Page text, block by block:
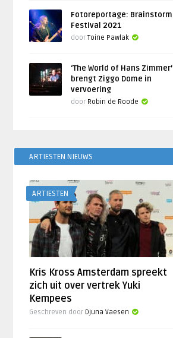
Fotoreportage: Brainstorm
Festival 2021
doorToine Pawlak
‘The World of Hans Zimmer’
brengt Ziggo Dome in
vervoering
door Robin de Roode
ARTIESTEN NIEUWS
ARTIESTEN
Kris Kross Amsterdam spreekt
zich uit over vertrek Yuki
Kempees
Geschreven door Djuna Vaesen